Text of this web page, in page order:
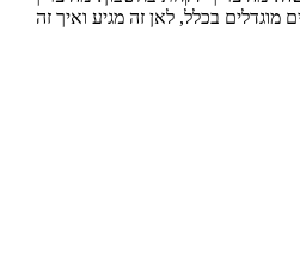
מוגדלים בכלל, לאן זה מגיע ואיך זה